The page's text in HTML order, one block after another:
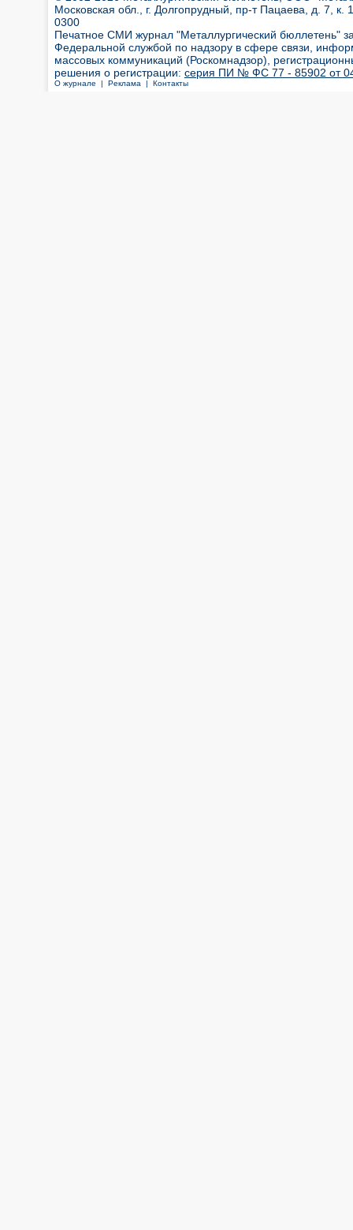
Московская обл., г. Долгопрудный, пр-т Пацаева, д. 7,
0300
Печатное СМИ журнал "Металлургический бюллетень"
Федеральной службой по надзору в сфере связи,
массовых коммуникаций (Роскомнадзор),
решения о регистрации: серия ПИ № ФС 77 - 85902 от 04
О журнале | Реклама | Контакты